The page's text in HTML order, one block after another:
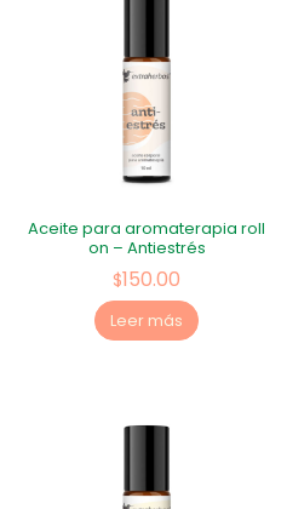
Aceite para aromaterapia roll
on – Antiestrés
$150.00
Leer más